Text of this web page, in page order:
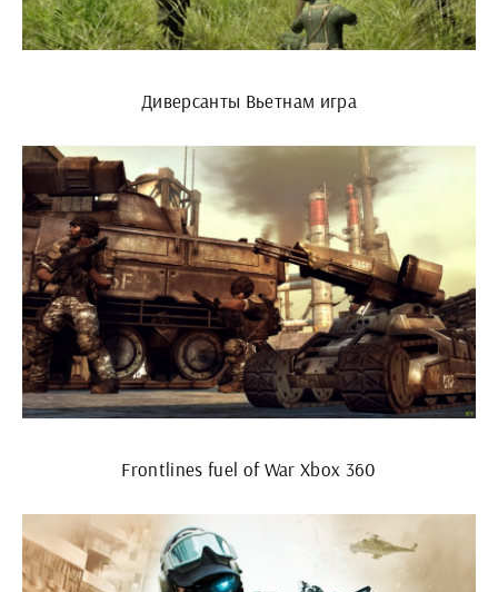
Диверсанты Вьетнам игра
Frontlines fuel of War Xbox 360